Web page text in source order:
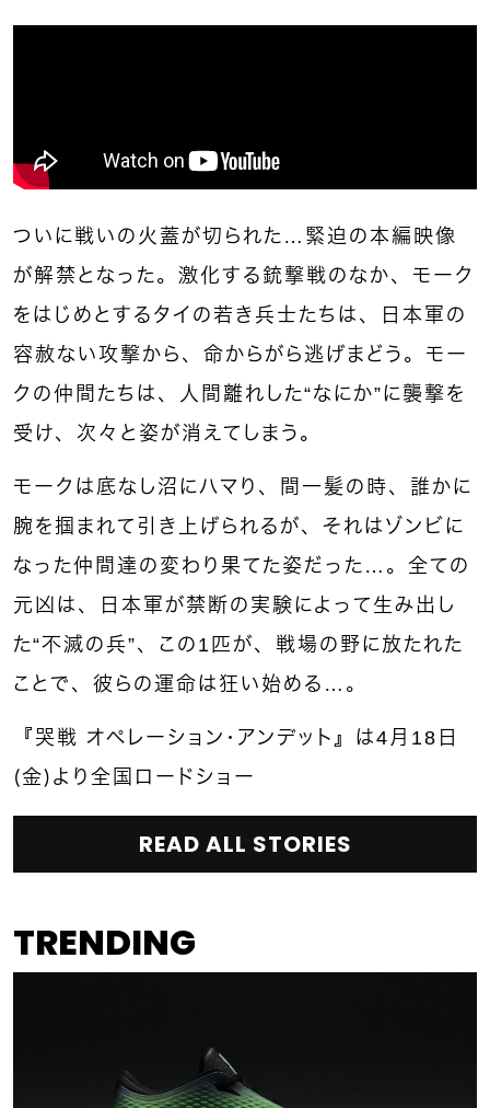
ついに戦いの火蓋が切られた…緊迫の本編映像
が解禁となった。激化する銃撃戦のなか、モーク
をはじめとするタイの若き兵士たちは、日本軍の
容赦ない攻撃から、命からがら逃げまどう。モー
クの仲間たちは、人間離れした“なにか”に襲撃を
受け、次々と姿が消えてしまう。
モークは底なし沼にハマり、間一髪の時、誰かに
腕を掴まれて引き上げられるが、それはゾンビに
なった仲間達の変わり果てた姿だった…。全ての
元凶は、日本軍が禁断の実験によって生み出し
た“不滅の兵”、この1匹が、戦場の野に放たれた
ことで、彼らの運命は狂い始める…。
『哭戦 オペレーション・アンデット』は4月18日
（金）より全国ロードショー
READ ALL STORIES
TRENDING